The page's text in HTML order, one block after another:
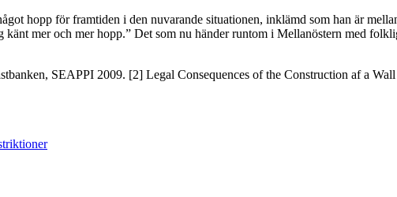
hopp för framtiden i den nuvarande situationen, inklämd som han är
känt mer och mer hopp.” Det som nu händer runtom i Mellanöstern med
SEAPPI 2009. [2] Legal Consequences of the Construction af a